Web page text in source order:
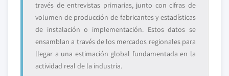
través de entrevistas primarias, junto con cifras de
volumen de producción de fabricantes y estadísticas
de instalación o implementación. Estos datos se
ensamblan a través de los mercados regionales para
llegar a una estimación global fundamentada en la
actividad real de la industria.